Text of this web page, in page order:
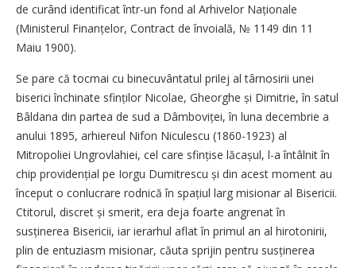
de curând identificat într-un fond al Arhivelor Naționale
(Ministerul Finanțelor, Contract de învoială, № 1149 din 11
Maiu 1900).
Se pare că tocmai cu bine­cuvântatul prilej al târnosirii unei
biserici închinate sfinților Nicolae, Gheorghe și Dimitrie, în satul
Bâldana din partea de sud a Dâm­boviței, în luna decembrie a
anului 1895, arhiereul Nifon Niculescu (1860-1923) al
Mitropoliei Ungrovlahiei, cel care sfin­țise lăcașul, l-a întâlnit în
chip pro­vidențial pe Iorgu Dumitrescu și din acest moment au
început o conlucrare rodnică în spațiul larg misionar al Bisericii.
Ctitorul, discret și smerit, era deja foarte angrenat în
susținerea Bisericii, iar ierarhul aflat în primul an al hirotonirii,
plin de entuziasm misionar, căuta sprijin pentru susți­nerea